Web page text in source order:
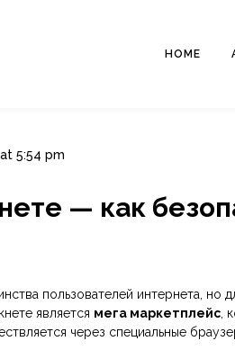
HOME
5:54 pm
— как
пользователей интернета,
является мега маркетплейс ,
через специальные